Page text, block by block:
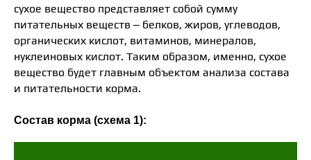
сухое вещество представляет собой сумму
питательных веществ – белков, жиров, углеводов,
органических кислот, витаминов, минералов,
нуклеиновых кислот. Таким образом, именно, сухое
вещество будет главным объектом анализа состава
и питательности корма.
Состав корма (схема 1):